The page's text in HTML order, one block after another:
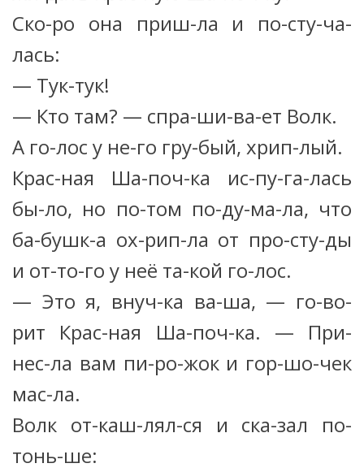
Ско-ро она приш-ла и по-сту-ча-
лась:
— Тук-тук!
— Кто там? — спра-ши-ва-ет Волк.
А го-лос у не-го гру-бый, хрип-лый.
Крас-ная Ша-поч-ка ис-пу-га-лась
бы-ло, но по-том по-ду-ма-ла, что
ба-бушк-а ох-рип-ла от про-сту-ды
и от-то-го у неё та-кой го-лос.
— Это я, внуч-ка ва-ша, — го-во-
рит Крас-ная Ша-поч-ка. — При-
нес-ла вам пи-ро-жок и гор-шо-чек
мас-ла.
Волк от-каш-лял-ся и ска-зал по-
тонь-ше: